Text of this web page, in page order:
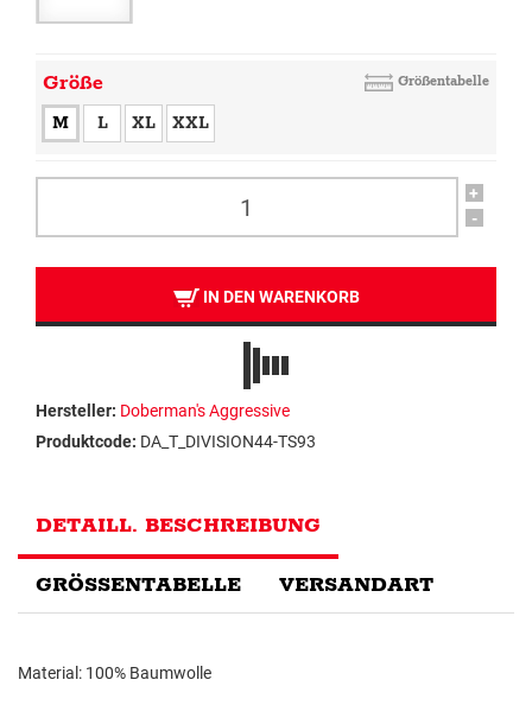
Größe Größentabelle
M L XL XXL
+
-
IN DEN WARENKORB
Hersteller: Doberman's Aggressive
Produktcode: DA_T_DIVISION44-TS93
DETAILL. BESCHREIBUNG
GRÖSSENTABELLE VERSANDART
Material: 100% Baumwolle